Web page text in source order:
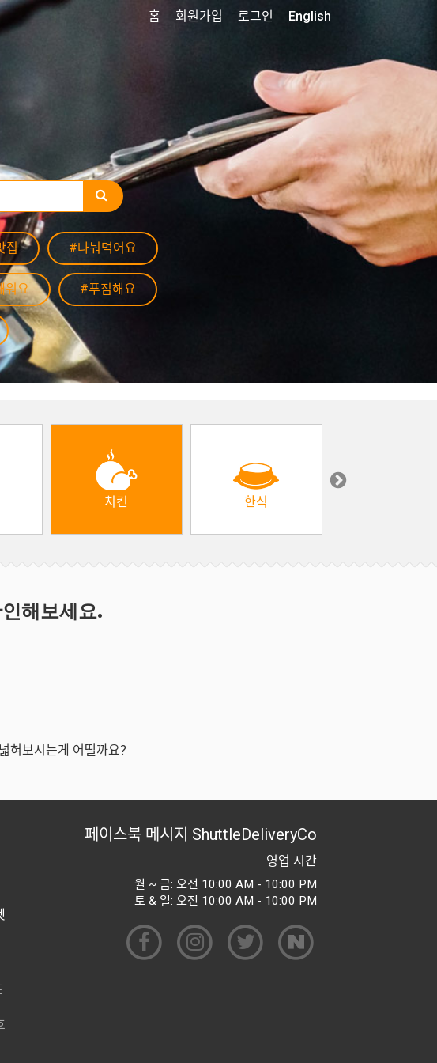
집 #나눠먹어요
워요 #푸짐해요
홈 회원가입 로그인 English
치킨 한식
해보세요.
혀보시는게 어떨까요?
페이스북 메시지 ShuttleDeliveryCo
영업 시간
월 ~ 금: 오전 10:00 AM - 10:00 PM
토 & 일: 오전 10:00 AM - 10:00 PM